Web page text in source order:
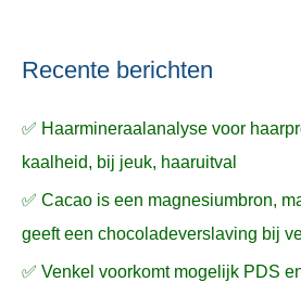
Recente berichten
✅ Haarmineraalanalyse voor
kaalheid, bij jeuk, haaruitval
✅ Cacao is een magnesiumbron,
geeft een chocoladeverslaving bij
✅ Venkel voorkomt mogelijk PDS